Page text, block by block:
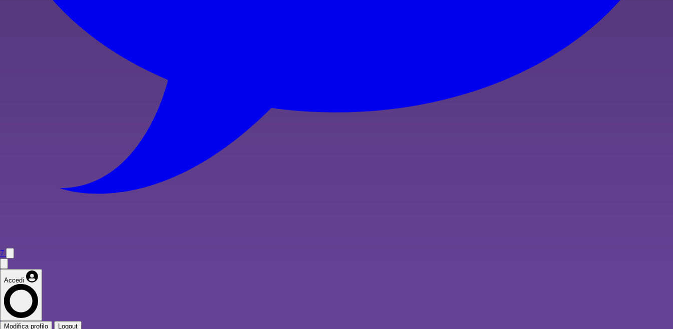
7
Accedi
Modifica profilo Logout